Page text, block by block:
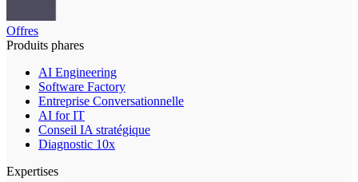
Offres
Produits phares
AI Engineering
Software Factory
Entreprise Conversationnelle
AI for IT
Conseil IA stratégique
Diagnostic 10x
Expertises